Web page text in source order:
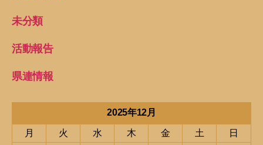
未分類
活動報告
県連情報
2025年12月
月 火 水 木 金 土
日